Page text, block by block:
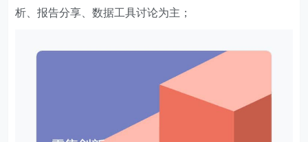
析、报告分享、数据工具讨论为主；